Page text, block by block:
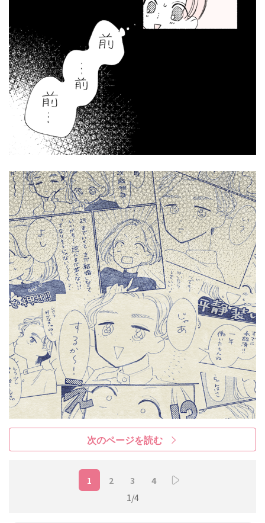
次のページを読む
1 2 3
4
1/4